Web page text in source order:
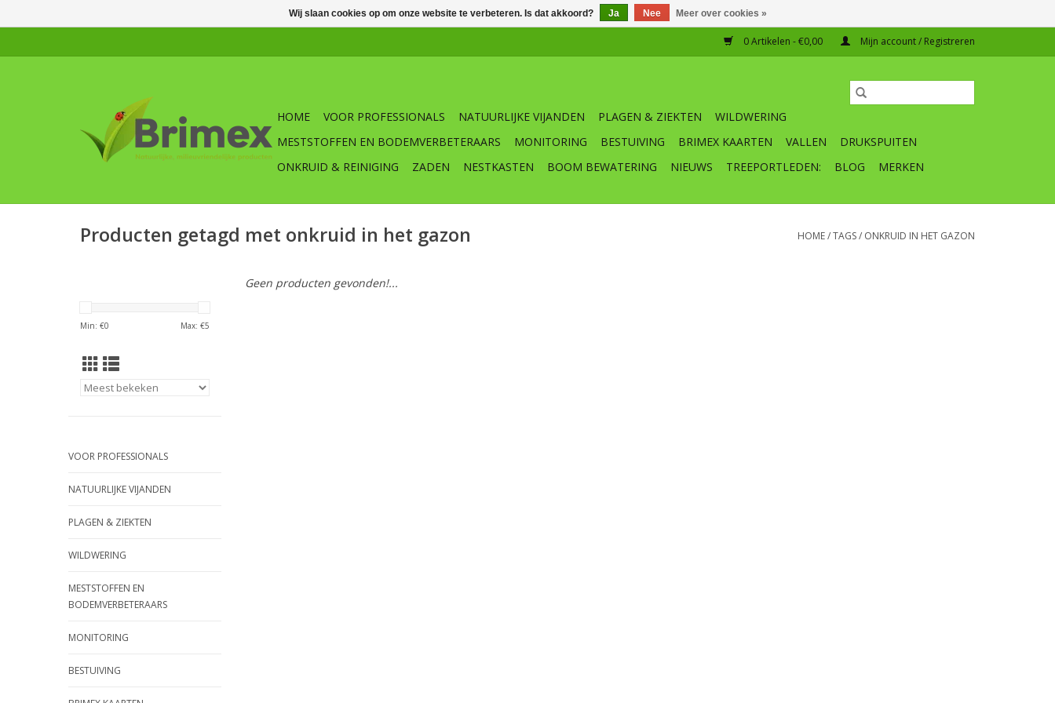
0 Artikelen - €0,00 Mijn account / Registreren
HOME VOOR PROFESSIONALS NATUURLIJKE VIJANDEN PLAGEN & ZIEKTEN
WILDWERING
MESTSTOFFEN EN BODEMVERBETERAARS
MONITORING BESTUIVING BRIMEX KAARTEN VALLEN
DRUKSPUITEN
ONKRUID & REINIGING
ZADEN NESTKASTEN BOOM BEWATERING NIEUWS TREEPORTLEDEN: BLOG MERKEN
Producten getagd met onkruid in het gazon HOME/TAGS/ ONKRUID IN HET GAZON
Min: €0 Max: €5
VOOR PROFESSIONALS
NATUURLIJKE VIJANDEN
PLAGEN & ZIEKTEN
WILDWERING
MESTSTOFFEN EN
BODEMVERBETERAARS
MONITORING
BESTUIVING
Geen producten gevonden!...
Wij slaan cookies op om onze website te verbeteren. Is dat akkoord? Ja Nee Meer over cookies »